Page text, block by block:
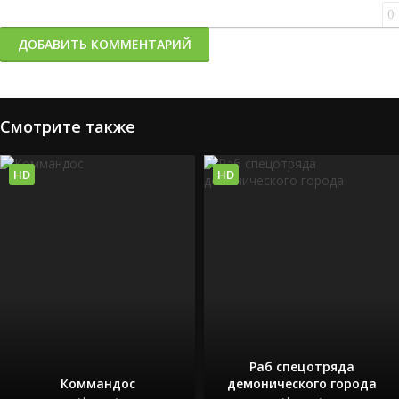
0
ДОБАВИТЬ КОММЕНТАРИЙ
Смотрите также
Коммандос
HD
Раб спецотряда
демонического города
HD